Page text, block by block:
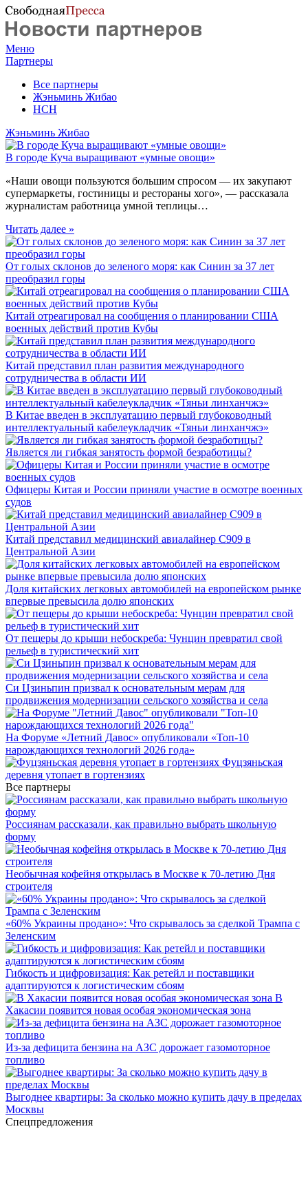
Меню
Партнеры
Все партнеры
Жэньминь Жибао
НСН
Жэньминь Жибао
В городе Куча выращивают «умные овощи»
«Наши овощи пользуются большим спросом — их закупают
супермаркеты, гостиницы и рестораны хого», — рассказала
журналистам работница умной теплицы…
Читать далее »
От голых склонов до зеленого моря: как Синин за 37 лет
преобразил горы
Китай отреагировал на сообщения о планировании США
военных действий против Кубы
Китай представил план развития международного
сотрудничества в области ИИ
В Китае введен в эксплуатацию первый глубоководный
интеллектуальный кабелеукладчик «Тяньи линханчжэ»
Является ли гибкая занятость формой безработицы?
Офицеры Китая и России приняли участие в осмотре военных
судов
Китай представил медицинский авиалайнер C909 в
Центральной Азии
Доля китайских легковых автомобилей на европейском рынке
впервые превысила долю японских
От пещеры до крыши небоскреба: Чунцин превратил свой
рельеф в туристический хит
Си Цзиньпин призвал к основательным мерам для
продвижения модернизации сельского хозяйства и села
На Форуме «Летний Давос» опубликовали «Топ-10
нарождающихся технологий 2026 года»
Фуцзяньская
деревня утопает в гортензиях
Все партнеры
Россиянам рассказали, как правильно выбрать школьную
форму
Необычная кофейня открылась в Москве к 70-летию Дня
строителя
«60% Украины продано»: Что скрывалось за сделкой Трампа с
Зеленским
Гибкость и цифровизация: Как ретейл и поставщики
адаптируются к логистическим сбоям
В
Хакасии появится новая особая экономическая зона
Из-за дефицита бензина на АЗС дорожает газомоторное
топливо
Выгоднее квартиры: За сколько можно купить дачу в пределах
Москвы
Спецпредложения